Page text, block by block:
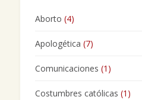
Aborto (4)
Apologética (7)
Comunicaciones (1)
Costumbres católicas (1)